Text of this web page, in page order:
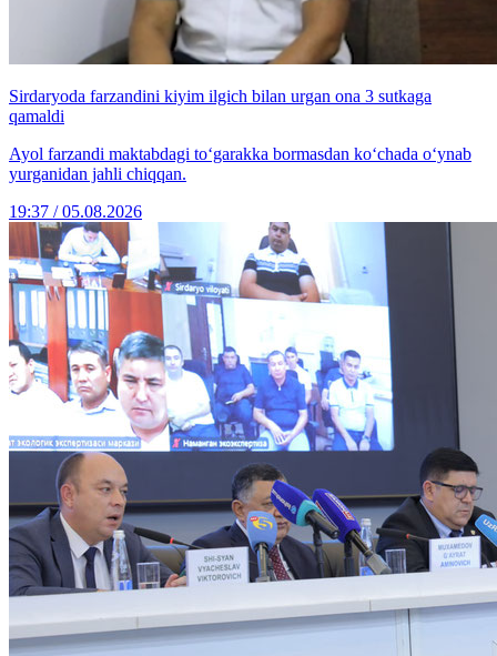
Sirdaryoda farzandini kiyim ilgich bilan urgan ona 3 sutkaga
qamaldi
Ayol farzandi maktabdagi to‘garakka bormasdan ko‘chada o‘ynab
yurganidan jahli chiqqan.
19:37 / 05.08.2026